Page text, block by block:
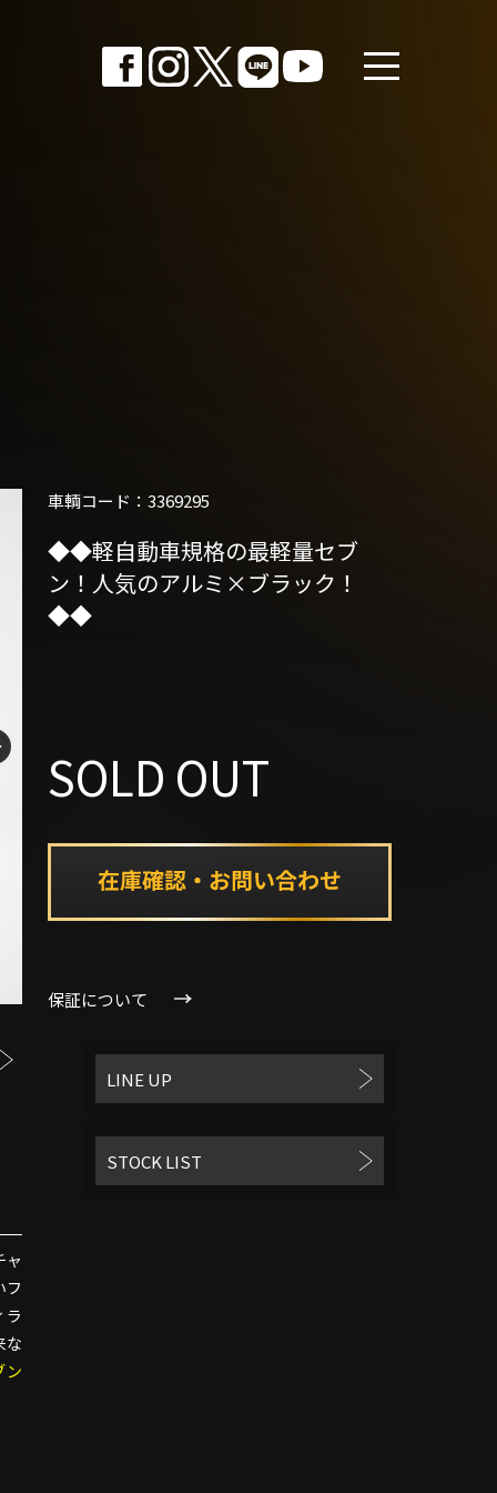
車輌コード：3369295
◆◆軽自動車規格の最軽量セブ
ン！人気のアルミ×ブラック！
◆◆
SOLD OUT
保証について
LINE UP
STOCK LIST
ャ
フ
ラ
な
ン